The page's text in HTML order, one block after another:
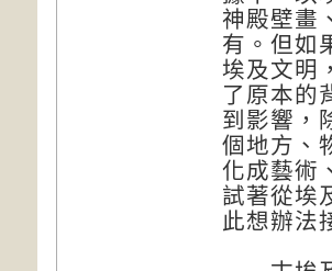
神殿壁畫
有。但如
埃及文明
了原本的
到影響，
個地方、
化成藝術
試著從埃
此想辦法